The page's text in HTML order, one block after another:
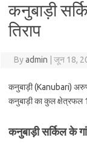
कनुबाड़ी
तिराप
Byadmin जून 18,
कनुबाड़ी (Kanubari)
कनुबाड़ी का कुल क्षेत्रफल
कनुबाड़ी सर्किल के